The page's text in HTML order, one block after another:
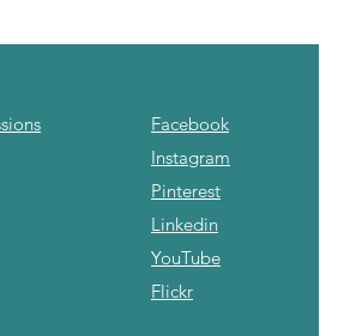
Facebook
Instagram
Pinterest
Linkedin
YouTube
Flickr